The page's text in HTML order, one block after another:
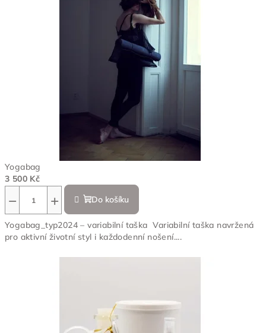
Yogabag
3 500 Kč
+
− Do košíku
Yogabag_typ2024 – variabilní taška Variabilní taška navržená
pro aktivní životní styl i každodenní nošení....